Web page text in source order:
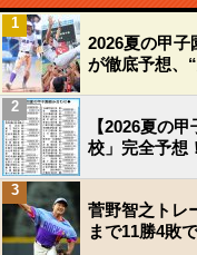
2026夏の甲子
が徹底予想、
1
【2026夏の
校」完全予想
2
菅野智之トレ
まで11勝4敗
3